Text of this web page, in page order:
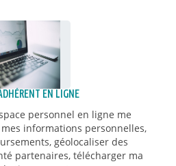
EN LIGNE
personnel en ligne me
informations personnelles,
géolocaliser des
partenaires, télécharger ma